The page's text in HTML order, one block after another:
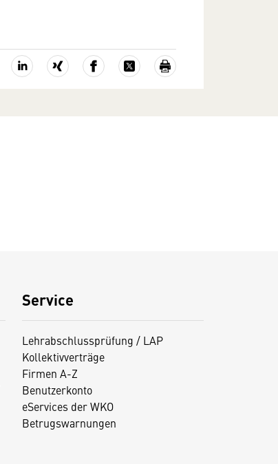
Service
Lehrabschlussprüfung / LAP
Kollektivverträge
Firmen A-Z
Benutzerkonto
eServices der WKO
Betrugswarnungen